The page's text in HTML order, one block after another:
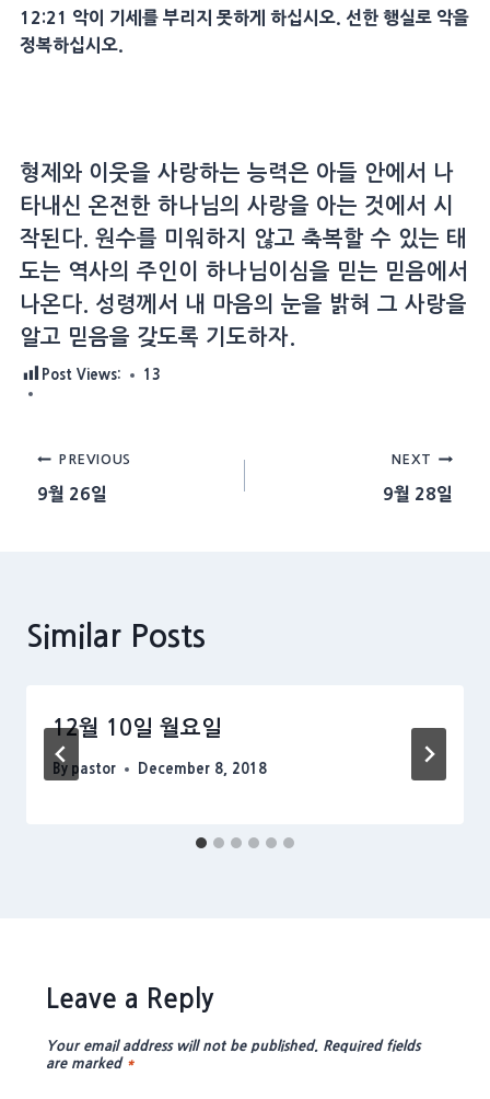
12:21 악이 기세를 부리지 못하게 하십시오. 선한 행실로 악을
정복하십시오.
형제와 이웃을 사랑하는 능력은 아들 안에서 나
타내신 온전한 하나님의 사랑을 아는 것에서 시
작된다. 원수를 미워하지 않고 축복할 수 있는 태
도는 역사의 주인이 하나님이심을 믿는 믿음에서
나온다. 성령께서 내 마음의 눈을 밝혀 그 사랑을
알고 믿음을 갖도록 기도하자.
Post Views: 13
Post
navigation
PREVIOUS
9월 26일
NEXT
9월 28일
Similar Posts
12월 10일 월요일
By pastor December 8, 2018
Leave a Reply
Your email address will not be published. Required fields
are marked *